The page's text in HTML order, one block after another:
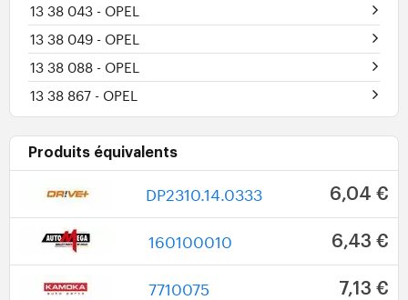
13 38 043 - OPEL
13 38 049 - OPEL
13 38 088 - OPEL
13 38 867 - OPEL
Produits équivalents
DP2310.14.0333 6,04 €
160100010 6,43 €
7710075 7,13 €